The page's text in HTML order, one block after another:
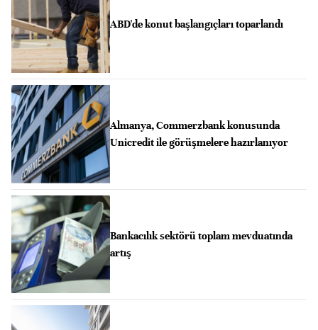
ABD'de konut başlangıçları toparlandı
Almanya, Commerzbank konusunda
Unicredit ile görüşmelere hazırlanıyor
Bankacılık sektörü toplam mevduatında
artış